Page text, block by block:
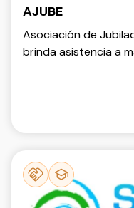
AJUBE
Asociación de
brinda asistencia a